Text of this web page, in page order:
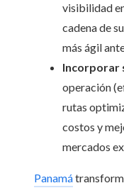
visibilidad
cadena de
más ágil
Incorporar
operación
rutas
costos y
mercados
Panamá